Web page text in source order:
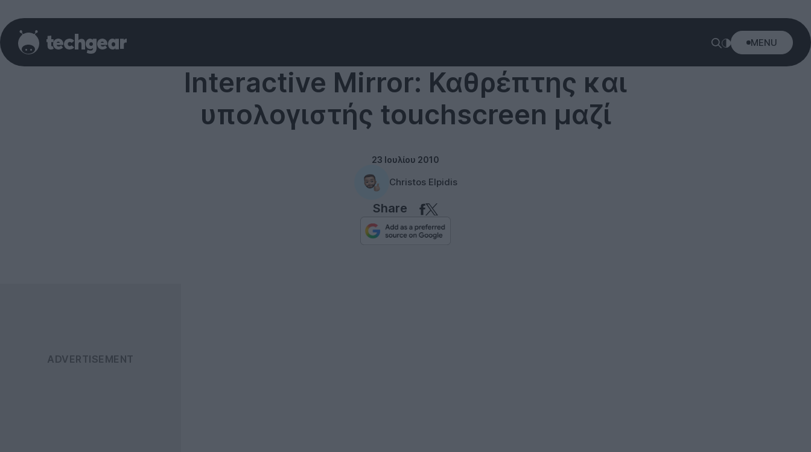
MENU
Interactive Mirror: Καθρέπτης και
υπολογιστής touchscreen μαζί
23 Ιουλίου 2010
Christos Elpidis
Share